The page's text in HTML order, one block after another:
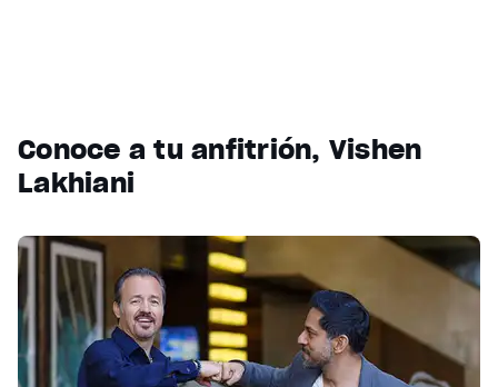
Conoce a tu anfitrión, Vishen
Lakhiani